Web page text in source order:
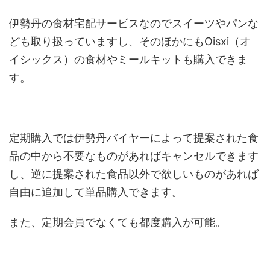
伊勢丹の食材宅配サービスなのでスイーツやパンな
ども取り扱っていますし、そのほかにもOisxi（オ
イシックス）の食材やミールキットも購入できま
す。
定期購入では伊勢丹バイヤーによって提案された食
品の中から不要なものがあればキャンセルできます
し、逆に提案された食品以外で欲しいものがあれば
自由に追加して単品購入できます。
また、定期会員でなくても都度購入が可能。